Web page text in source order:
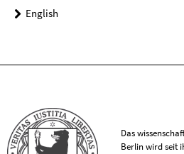
English
Das
Berlin wird seit